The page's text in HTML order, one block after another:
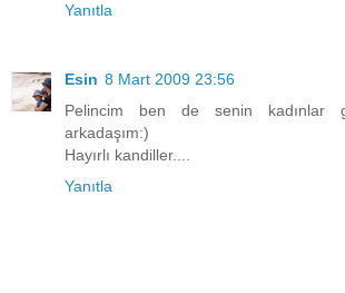
Yanıtla
Esin 8 Mart 2009 23:56
Pelincim ben de senin kadınlar
arkadaşım:)
Hayırlı kandiller....
Yanıtla